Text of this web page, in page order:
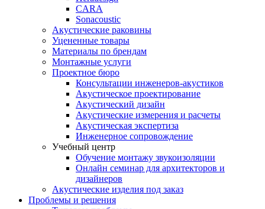
CARA
Sonacoustic
Акустические раковины
Уцененные товары
Материалы по брендам
Монтажные услуги
Проектное бюро
Консультации инженеров-акустиков
Акустическое проектирование
Акустический дизайн
Акустические измерения и расчеты
Акустическая экспертиза
Инженерное сопровождение
Учебный центр
Обучение монтажу звукоизоляции
Онлайн семинар для архитекторов и
дизайнеров
Акустические изделия под заказ
Проблемы и решения